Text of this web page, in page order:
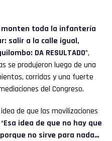
monten toda la infantería
salir a la calle igual,
DA RESULTADO”,
se produjeron luego de una
corridas y una fuerte
del Congreso.
de que las movilizaciones
Esa idea de que no hay que
no sirve para nada…